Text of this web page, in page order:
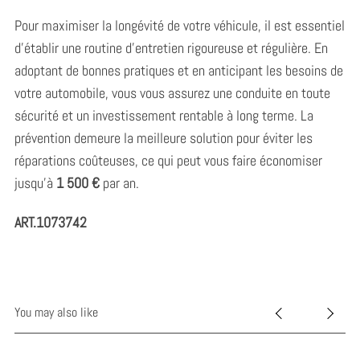
Pour maximiser la longévité de votre véhicule, il est essentiel
d’établir une routine d’entretien rigoureuse et régulière. En
adoptant de bonnes pratiques et en anticipant les besoins de
votre automobile, vous vous assurez une conduite en toute
sécurité et un investissement rentable à long terme. La
prévention demeure la meilleure solution pour éviter les
réparations coûteuses, ce qui peut vous faire économiser
jusqu’à 1 500 €par an.
ART.1073742
You may also like